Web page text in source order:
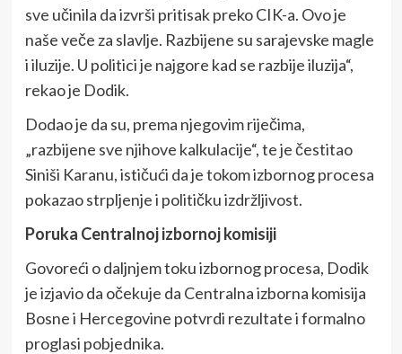
sve učinila da izvrši pritisak preko CIK-a. Ovo je
naše veče za slavlje. Razbijene su sarajevske magle
i iluzije. U politici je najgore kad se razbije iluzija“,
rekao je Dodik.
Dodao je da su, prema njegovim riječima,
„razbijene sve njihove kalkulacije“, te je čestitao
Siniši Karanu, ističući da je tokom izbornog procesa
pokazao strpljenje i političku izdržljivost.
Poruka Centralnoj izbornoj komisiji
Govoreći o daljnjem toku izbornog procesa, Dodik
je izjavio da očekuje da Centralna izborna komisija
Bosne i Hercegovine potvrdi rezultate i formalno
proglasi pobjednika.